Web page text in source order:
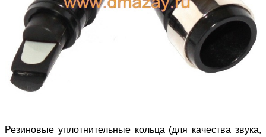
Резиновые уплотнительные кольца (для качества звука,